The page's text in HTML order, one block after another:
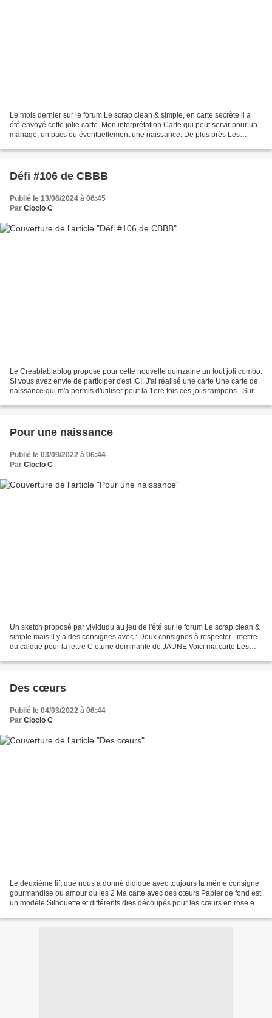
Le mois dernier sur le forum Le scrap clean & simple, en carte secrète il a
été envoyé cette jolie carte. Mon interprétation Carte qui peut servir pour un
mariage, un pacs ou éventuellement une naissance. De plus près Les
Défi #106 de CBBB
Publié le 13/06/2024 à 06:45
Par Cloclo C
Le Créablablablog propose pour cette nouvelle quinzaine un tout joli combo.
Si vous avez envie de participer c'est ICI. J'ai réalisé une carte Une carte de
naissance qui m'a permis d'utiliser pour la 1ere fois ces jolis tampons . Sur
Pour une naissance
Publié le 03/09/2022 à 06:44
Par Cloclo C
Un sketch proposé par vividudu au jeu de l'été sur le forum Le scrap clean &
simple mais il y a des consignes avec : Deux consignes à respecter : mettre
du calque pour la lettre C etune dominante de JAUNE Voici ma carte Les
Des cœurs
Publié le 04/03/2022 à 06:44
Par Cloclo C
Le deuxième lift que nous a donné didique avec toujours la même consigne
gourmandise ou amour ou les 2 Ma carte avec des cœurs Papier de fond est
un modèle Silhouette et différents dies découpés pour les cœurs en rose et